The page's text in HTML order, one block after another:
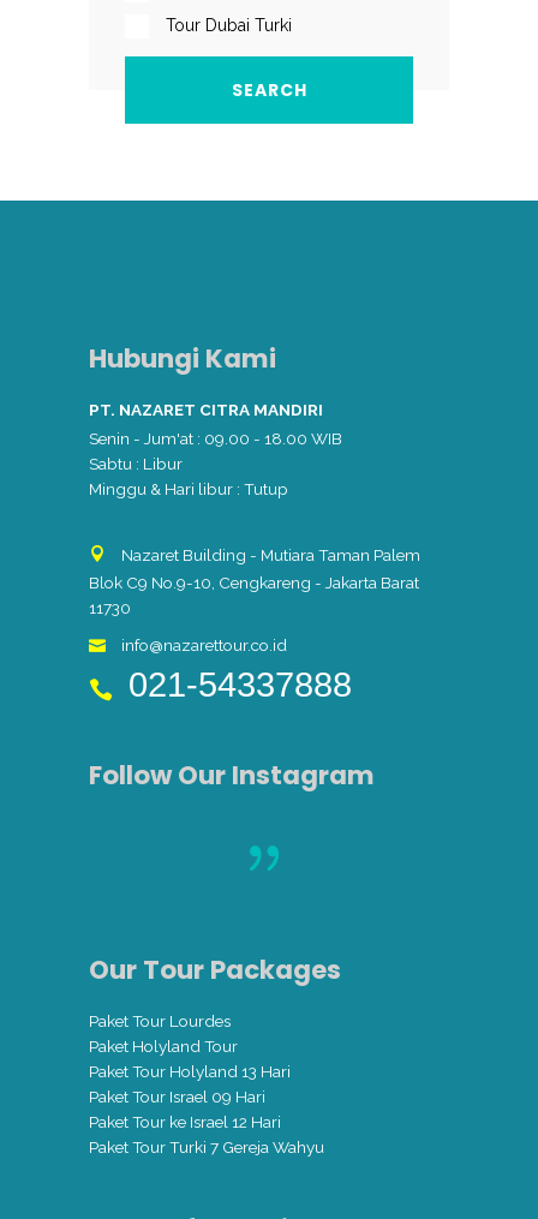
Tour Dubai Turki
Hubungi Kami
PT. NAZARET CITRA MANDIRI
Senin - Jum'at : 09.00 - 18.00 WIB
Sabtu : Libur
Minggu & Hari libur : Tutup
Nazaret Building - Mutiara Taman Palem
Blok C9 No.9-10, Cengkareng - Jakarta Barat
11730
info@nazarettour.co.id
021-54337888
Follow Our Instagram
Our Tour Packages
Paket Tour Lourdes
Paket Holyland Tour
Paket Tour Holyland 13 Hari
Paket Tour Israel 09 Hari
Paket Tour ke Israel 12 Hari
Paket Tour Turki 7 Gereja Wahyu